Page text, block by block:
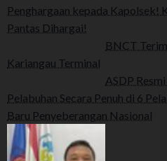
Penghargaan kepada Kapolsek!
Pantas Dihargai!
BNCT
Kariangau Terminal
ASDP
Pelabuhan Secara Penuh di 6
Baru Penyeberangan Nasional